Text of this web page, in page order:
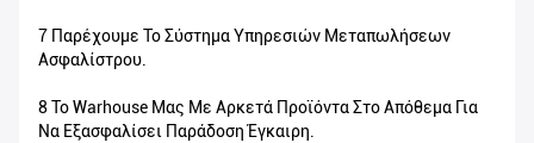
7 Παρέχουμε Το Σύστημα Υπηρεσιών Μεταπωλήσεων
Ασφαλίστρου.
8 Το Warhouse Μας Με Αρκετά Προϊόντα Στο Απόθεμα Για
Να Εξασφαλίσει Παράδοση Έγκαιρη.